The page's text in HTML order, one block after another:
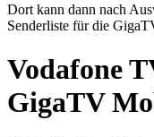
Dort kann dann nach
Senderliste für die
Vodafone
GigaTV